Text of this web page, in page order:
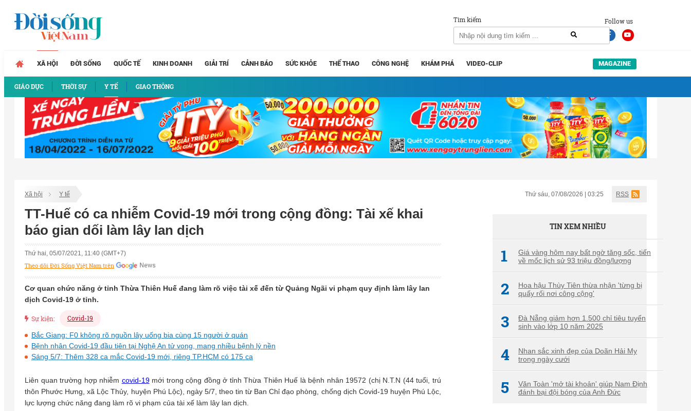
Follow us
Tìm kiếm
XÃ HỘI
GIÁO DỤC THỜI SỰ Y TẾ GIAO THÔNG
ĐỜI SỐNG QUỐC TẾ KINH DOANH GIẢI TRÍ CẢNH BÁO SỨC KHỎE THỂ THAO CÔNG NGHỆ KHÁM PHÁ VIDEO-CLIP MAGAZINE
Xã hội Y tế Thứ sáu, 07/08/2026 | 03:25 RSS
TT-Huế có ca nhiễm Covid-19 mới trong cộng đồng: Tài xế khai
báo gian dối làm lây lan dịch
Thứ hai, 05/07/2021, 11:40 (GMT+7)
Theo dõi Đời Sống Việt Nam trên
Cơ quan chức năng ở tỉnh Thừa Thiên Huế đang làm rõ việc tài xế đến từ Quảng Ngãi vi phạm quy định làm lây lan
dịch Covid-19 ở tỉnh.
Sự kiện: Covid-19
Bắc Giang: F0 không rõ nguồn lây uống bia cùng 15 người ở quán
Bệnh nhân Covid-19 đầu tiên tại Nghệ An tử vong, mang nhiều bệnh lý nền
Sáng 5/7: Thêm 328 ca mắc Covid-19 mới, riêng TP.HCM có 175 ca
Liên quan trường hợp nhiễm covid-19mới trong cộng đồng ở tỉnh Thừa Thiên Huế là bệnh nhân 19572 (chị N.T.N (44 tuổi, trú
thôn Phước Hưng, xã Lộc Thủy, huyện Phú Lộc), ngày 5/7, theo tin từ Ban Chỉ đạo phòng, chống dịch Covid-19 huyện Phú Lộc,
lực lượng chức năng đang làm rõ vi phạm của tài xế làm lây lan dịch.
TIN XEM NHIỀU
1
Giá vàng hôm nay bất ngờ tăng sốc, tiến
về mốc lịch sử 93 triệu đồng/lượng
2
Hoa hậu Thùy Tiên thừa nhận 'từng bị
quấy rối nơi công cộng'
3
Đà Nẵng giảm hơn 1.500 chỉ tiêu tuyển
sinh vào lớp 10 năm 2025
4
Nhan sắc xinh đẹp của Doãn Hải My
trong ngày cưới
5
Văn Toàn 'mở tài khoản' giúp Nam Định
đánh bại đội bóng của Anh Đức